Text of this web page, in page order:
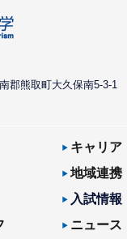
郡熊取町大久保南5-3-1
キャリア
地域連携
入試情報
ニュース